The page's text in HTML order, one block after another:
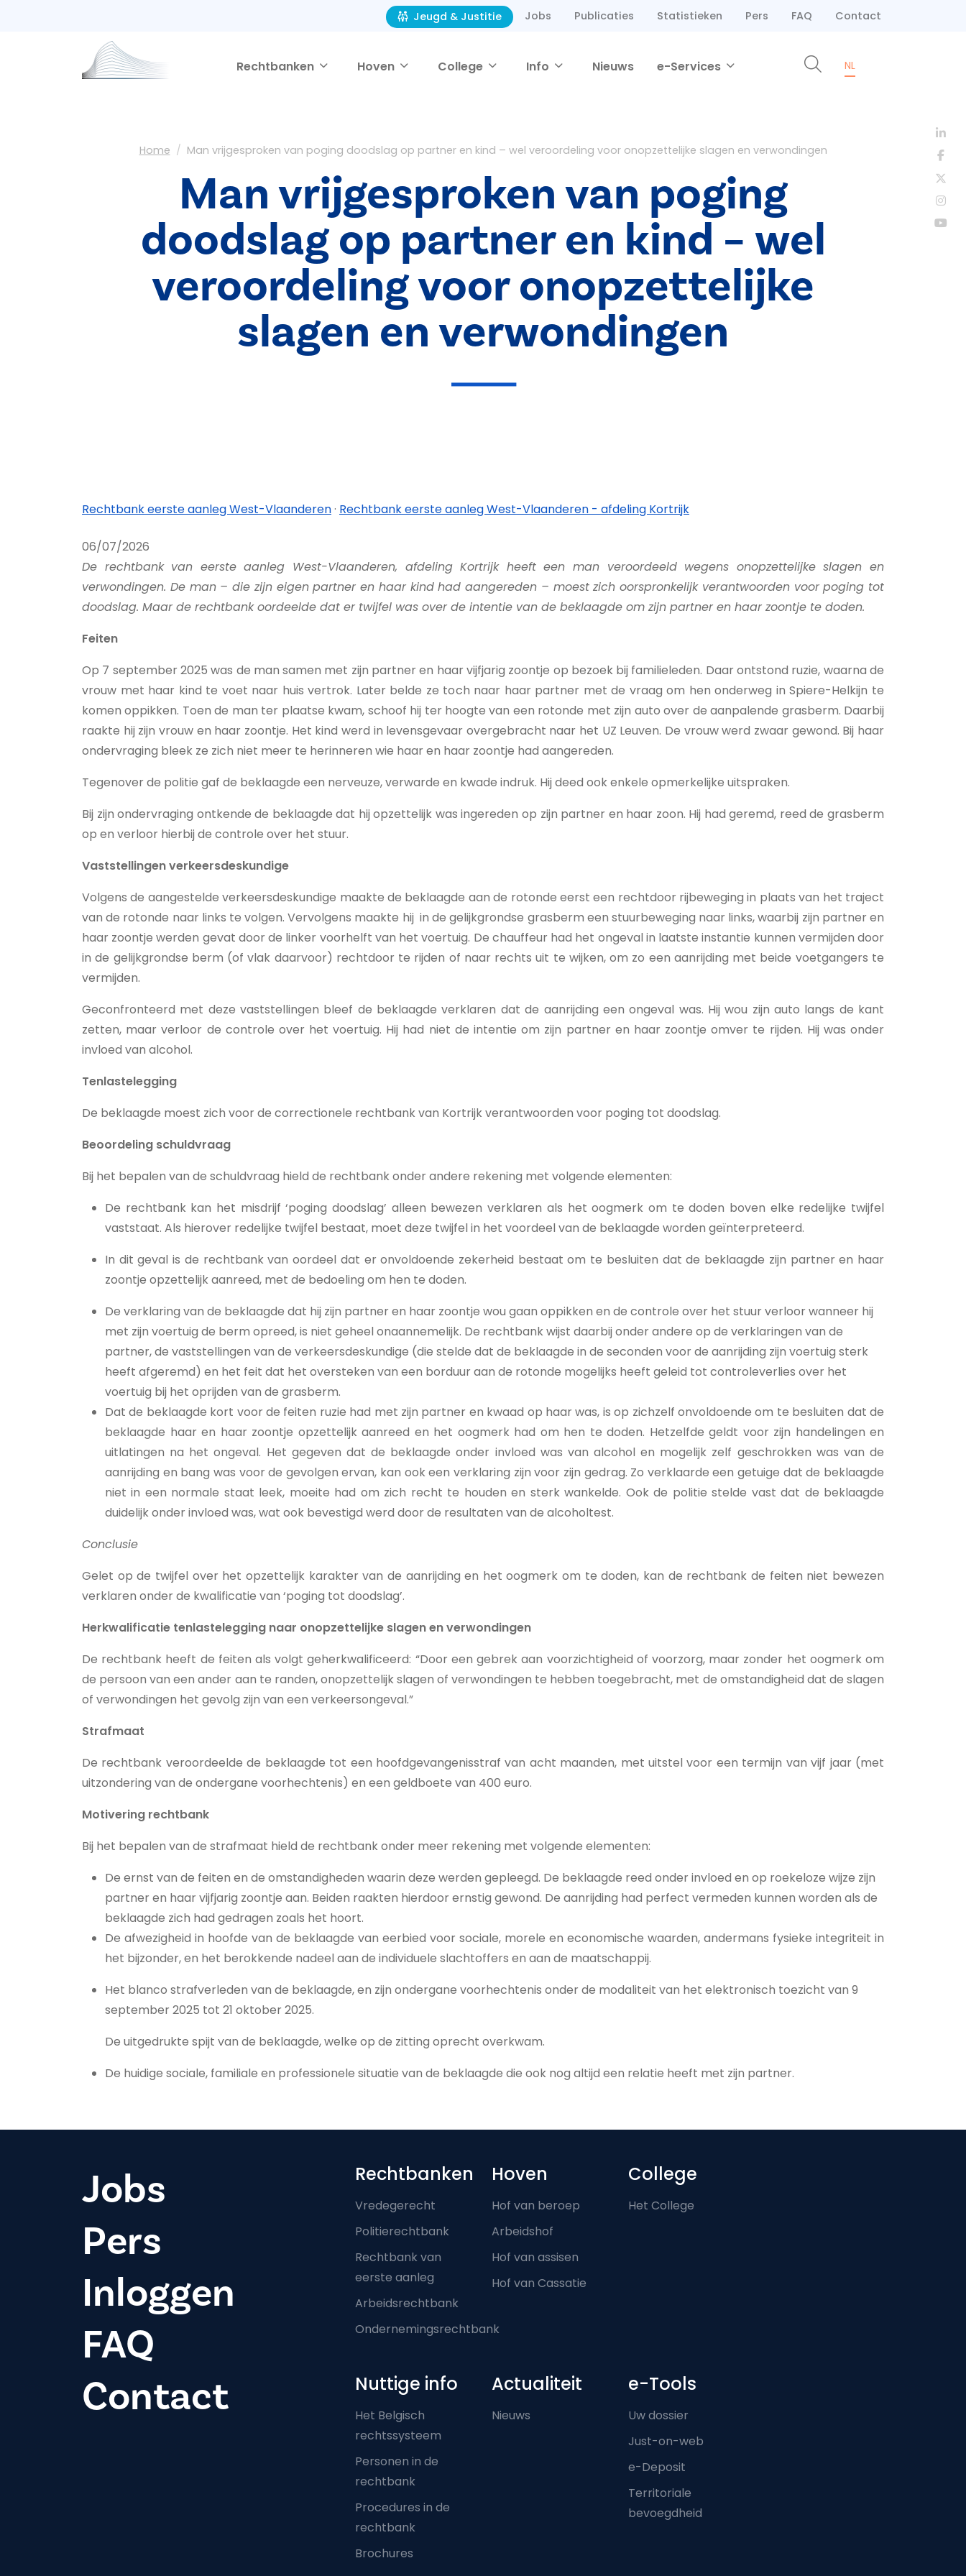
Jeugd & Justitie Jobs Publicaties Statistieken Pers FAQ Contact
Rechtbanken Hoven College Info Nieuws e-Services NL
Kruimelpad
Home Man vrijgesproken van poging doodslag op partner en kind – wel veroordeling voor onopzettelijke slagen en verwondingen
Man vrijgesproken van poging
doodslag op partner en kind – wel
veroordeling voor onopzettelijke
slagen en verwondingen
Rechtbank eerste aanleg West-Vlaanderen· Rechtbank eerste aanleg West-Vlaanderen - afdeling Kortrijk
06/07/2026
De rechtbank van eerste aanleg West-Vlaanderen, afdeling Kortrijk heeft een man veroordeeld wegens onopzettelijke slagen en
verwondingen. De man – die zijn eigen partner en haar kind had aangereden – moest zich oorspronkelijk verantwoorden voor poging tot
doodslag. Maar de rechtbank oordeelde dat er twijfel was over de intentie van de beklaagde om zijn partner en haar zoontje te doden.
Feiten
Op 7 september 2025 was de man samen met zijn partner en haar vijfjarig zoontje op bezoek bij familieleden. Daar ontstond ruzie, waarna de
vrouw met haar kind te voet naar huis vertrok. Later belde ze toch naar haar partner met de vraag om hen onderweg in Spiere-Helkijn te
komen oppikken. Toen de man ter plaatse kwam, schoof hij ter hoogte van een rotonde met zijn auto over de aanpalende grasberm. Daarbij
raakte hij zijn vrouw en haar zoontje. Het kind werd in levensgevaar overgebracht naar het UZ Leuven. De vrouw werd zwaar gewond. Bij haar
ondervraging bleek ze zich niet meer te herinneren wie haar en haar zoontje had aangereden.
Tegenover de politie gaf de beklaagde een nerveuze, verwarde en kwade indruk. Hij deed ook enkele opmerkelijke uitspraken.
Bij zijn ondervraging ontkende de beklaagde dat hij opzettelijk was ingereden op zijn partner en haar zoon. Hij had geremd, reed de grasberm
op en verloor hierbij de controle over het stuur.
Vaststellingen verkeersdeskundige
Volgens de aangestelde verkeersdeskundige maakte de beklaagde aan de rotonde eerst een rechtdoor rijbeweging in plaats van het traject
van de rotonde naar links te volgen. Vervolgens maakte hij in de gelijkgrondse grasberm een stuurbeweging naar links, waarbij zijn partner en
haar zoontje werden gevat door de linker voorhelft van het voertuig. De chauffeur had het ongeval in laatste instantie kunnen vermijden door
in de gelijkgrondse berm (of vlak daarvoor) rechtdoor te rijden of naar rechts uit te wijken, om zo een aanrijding met beide voetgangers te
vermijden.
Geconfronteerd met deze vaststellingen bleef de beklaagde verklaren dat de aanrijding een ongeval was. Hij wou zijn auto langs de kant
zetten, maar verloor de controle over het voertuig. Hij had niet de intentie om zijn partner en haar zoontje omver te rijden. Hij was onder
invloed van alcohol.
Tenlastelegging
De beklaagde moest zich voor de correctionele rechtbank van Kortrijk verantwoorden voor poging tot doodslag.
Beoordeling schuldvraag
Bij het bepalen van de schuldvraag hield de rechtbank onder andere rekening met volgende elementen:
De rechtbank kan het misdrijf ‘poging doodslag’ alleen bewezen verklaren als het oogmerk om te doden boven elke redelijke twijfel
vaststaat. Als hierover redelijke twijfel bestaat, moet deze twijfel in het voordeel van de beklaagde worden geïnterpreteerd.
In dit geval is de rechtbank van oordeel dat er onvoldoende zekerheid bestaat om te besluiten dat de beklaagde zijn partner en haar
zoontje opzettelijk aanreed, met de bedoeling om hen te doden.
De verklaring van de beklaagde dat hij zijn partner en haar zoontje wou gaan oppikken en de controle over het stuur verloor wanneer hij
met zijn voertuig de berm opreed, is niet geheel onaannemelijk. De rechtbank wijst daarbij onder andere op de verklaringen van de
partner, de vaststellingen van de verkeersdeskundige (die stelde dat de beklaagde in de seconden voor de aanrijding zijn voertuig sterk
heeft afgeremd) en het feit dat het oversteken van een borduur aan de rotonde mogelijks heeft geleid tot controleverlies over het
voertuig bij het oprijden van de grasberm.
Dat de beklaagde kort voor de feiten ruzie had met zijn partner en kwaad op haar was, is op zichzelf onvoldoende om te besluiten dat de
beklaagde haar en haar zoontje opzettelijk aanreed en het oogmerk had om hen te doden. Hetzelfde geldt voor zijn handelingen en
uitlatingen na het ongeval. Het gegeven dat de beklaagde onder invloed was van alcohol en mogelijk zelf geschrokken was van de
aanrijding en bang was voor de gevolgen ervan, kan ook een verklaring zijn voor zijn gedrag. Zo verklaarde een getuige dat de beklaagde
niet in een normale staat leek, moeite had om zich recht te houden en sterk wankelde. Ook de politie stelde vast dat de beklaagde
duidelijk onder invloed was, wat ook bevestigd werd door de resultaten van de alcoholtest.
Conclusie
Gelet op de twijfel over het opzettelijk karakter van de aanrijding en het oogmerk om te doden, kan de rechtbank de feiten niet bewezen
verklaren onder de kwalificatie van ‘poging tot doodslag’.
Herkwalificatie tenlastelegging naar onopzettelijke slagen en verwondingen
De rechtbank heeft de feiten als volgt geherkwalificeerd: “Door een gebrek aan voorzichtigheid of voorzorg, maar zonder het oogmerk om
de persoon van een ander aan te randen, onopzettelijk slagen of verwondingen te hebben toegebracht, met de omstandigheid dat de slagen
of verwondingen het gevolg zijn van een verkeersongeval.”
Strafmaat
De rechtbank veroordeelde de beklaagde tot een hoofdgevangenisstraf van acht maanden, met uitstel voor een termijn van vijf jaar (met
uitzondering van de ondergane voorhechtenis) en een geldboete van 400 euro.
Motivering rechtbank
Bij het bepalen van de strafmaat hield de rechtbank onder meer rekening met volgende elementen:
De ernst van de feiten en de omstandigheden waarin deze werden gepleegd. De beklaagde reed onder invloed en op roekeloze wijze zijn
partner en haar vijfjarig zoontje aan. Beiden raakten hierdoor ernstig gewond. De aanrijding had perfect vermeden kunnen worden als de
beklaagde zich had gedragen zoals het hoort.
De afwezigheid in hoofde van de beklaagde van eerbied voor sociale, morele en economische waarden, andermans fysieke integriteit in
het bijzonder, en het berokkende nadeel aan de individuele slachtoffers en aan de maatschappij.
Het blanco strafverleden van de beklaagde, en zijn ondergane voorhechtenis onder de modaliteit van het elektronisch toezicht van 9
september 2025 tot 21 oktober 2025.
De uitgedrukte spijt van de beklaagde, welke op de zitting oprecht overkwam.
De huidige sociale, familiale en professionele situatie van de beklaagde die ook nog altijd een relatie heeft met zijn partner.
Jobs
Pers
Inloggen
FAQ
Contact
Footer-menu
Rechtbanken
Vredegerecht
Politierechtbank
Rechtbank van
eerste aanleg
Arbeidsrechtbank
Ondernemingsrechtbank
Hoven
Hof van beroep
Arbeidshof
Hof van assisen
Hof van Cassatie
College
Het College
Nuttige info
Het Belgisch
rechtssysteem
Personen in de
rechtbank
Procedures in de
rechtbank
Brochures
Actualiteit
Nieuws
e-Tools
Uw dossier
Just-on-web
e-Deposit
Territoriale
bevoegdheid